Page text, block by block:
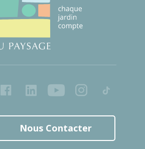
FacebookLinkedInYoutubeInstagram
Tiktok
Nous Contacter